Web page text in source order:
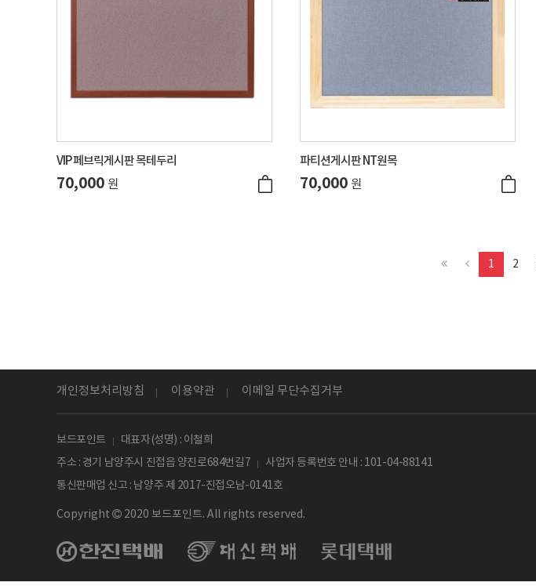
VIP 페브릭게시판 목테두리
70,000 원
파티션게시판 NT원목
70,000 원
1 2
개인정보처리방침 이용약관 이메일 무단수집거부
보드포인트
대표자(성명) : 이철희
주소 : 경기 남양주시 진접읍 양진로684번길7
사업자 등록번호 안내 : 101-04-88141
통신판매업 신고 : 남양주 제 2017-진접오남-0141호
Copyright 2020 보드포인트. All rights reserved.